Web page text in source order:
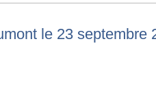
le 23 septembre